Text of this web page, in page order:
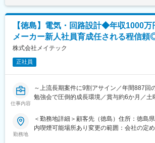
◆徳島県内トップレベルの技術力
現在1級建築士13名、1級施工管理技士70名
下随一の技術陣を擁しています。また、ICT
を行い、生産性向上に取り組んでいます。
への投資が企業の信頼に繋がっています。
◆働きやすい職場づくり
女性活躍に対する取組みが評価され、厚労
業で初めて「えるぼし」認定を取得していま
与えられる「健康経営優良法人2020」に認
内の建設業2社のみ)。南海トラフ巨大地震等
【徳島】電気・回路設計◆年収1000万
メーカー新人社員育成任される程信
株式会社メイテック
正社員
仕事内容
～上流長期案件に9割アサイン／年間887回
勉強会で圧倒的成長環境／賞与約6か月／土
■業務内容：
設計（構想設計、マイコン回路、無線回路
勤務地
＜勤務地詳細＞顧客先（徳島）住所：徳島
内喫煙可能場所あり変更の範囲：会社の定